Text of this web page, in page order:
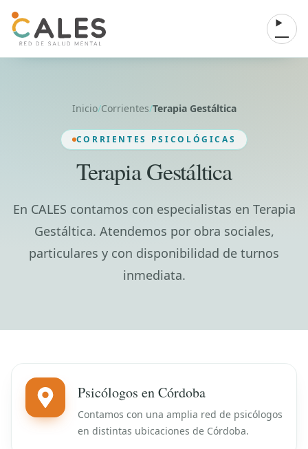
Abrir
Inicio/Corrientes/Terapia Gestáltica
CORRIENTES PSICOLÓGICAS
Terapia Gestáltica
En CALES contamos con especialistas en Terapia
Gestáltica. Atendemos por obra sociales,
particulares y con disponibilidad de turnos
inmediata.
Psicólogos en Córdoba
Contamos con una amplia red de psicólogos
en distintas ubicaciones de Córdoba.